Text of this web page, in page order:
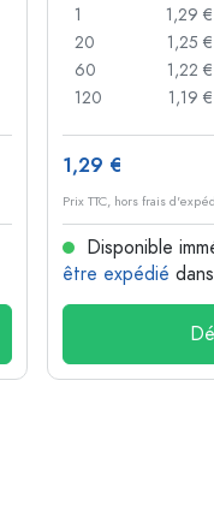
1
1,29 €
20
1,25 €
60
1,22 €
120
1,19 €
1,29 €
Prix TTC, hors frais
Disponible
être expédié